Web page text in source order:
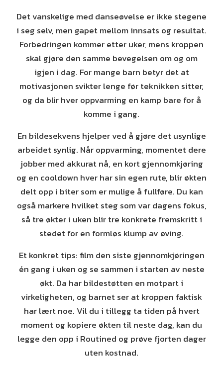
Det vanskelige med danseøvelse er ikke stegene
i seg selv, men gapet mellom innsats og resultat.
Forbedringen kommer etter uker, mens kroppen
skal gjøre den samme bevegelsen om og om
igjen i dag. For mange barn betyr det at
motivasjonen svikter lenge før teknikken sitter,
og da blir hver oppvarming en kamp bare for å
komme i gang.
En bildesekvens hjelper ved å gjøre det usynlige
arbeidet synlig. Når oppvarming, momentet dere
jobber med akkurat nå, en kort gjennomkjøring
og en cooldown hver har sin egen rute, blir økten
delt opp i biter som er mulige å fullføre. Du kan
også markere hvilket steg som var dagens fokus,
så tre økter i uken blir tre konkrete fremskritt i
stedet for en formløs klump av øving.
Et konkret tips: film den siste gjennomkjøringen
én gang i uken og se sammen i starten av neste
økt. Da har bildestøtten en motpart i
virkeligheten, og barnet ser at kroppen faktisk
har lært noe. Vil du i tillegg ta tiden på hvert
moment og kopiere økten til neste dag, kan du
legge den opp i Routined og prøve fjorten dager
uten kostnad.